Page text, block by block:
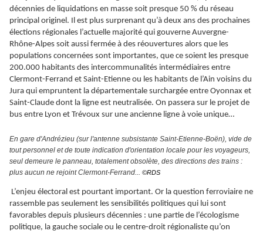
décennies de liquidations en masse soit presque 50 % du réseau
principal originel. Il est plus surprenant qu’à deux ans des prochaines
élections régionales l’actuelle majorité qui gouverne Auvergne-
Rhône-Alpes soit aussi fermée à des réouvertures alors que les
populations concernées sont importantes, que ce soient les presque
200.000 habitants des intercommunalités intermédiaires entre
Clermont-Ferrand et Saint-Etienne ou les habitants de l’Ain voisins du
Jura qui empruntent la départementale surchargée entre Oyonnax et
Saint-Claude dont la ligne est neutralisée. On passera sur le projet de
bus entre Lyon et Trévoux sur une ancienne ligne à voie unique…
En gare d'Andrézieu (sur l'antenne subsistante Saint-Etienne-Boën), vide de
tout personnel et de toute indication d'orientation locale pour les voyageurs,
seul demeure le panneau, totalement obsolète, des directions des trains :
plus aucun ne rejoint Clermont-Ferrand... ©RDS
L’enjeu électoral est pourtant important. Or la question ferroviaire ne
rassemble pas seulement les sensibilités politiques qui lui sont
favorables depuis plusieurs décennies : une partie de l’écologisme
politique, la gauche sociale ou le centre-droit régionaliste qu’on